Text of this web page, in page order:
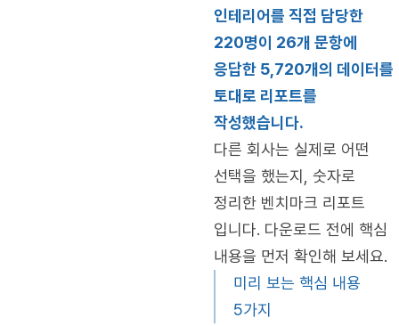
인테리어를 직접 담당한
220명이 26개 문항에
응답한 5,720개의 데이터를
토대로 리포트를
작성했습니다.
다른 회사는 실제로 어떤
선택을 했는지, 숫자로
정리한 벤치마크 리포트
입니다. 다운로드 전에 핵심
내용을 먼저 확인해 보세요.
미리 보는 핵심 내용
5가지